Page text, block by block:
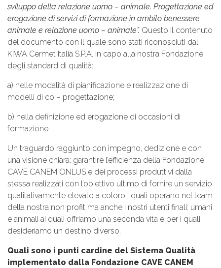
sviluppo della relazione uomo – animale. Progettazione ed
erogazione di servizi di formazione in ambito benessere
animale e relazione uomo – animale”. Questo il contenuto
del documento con il quale sono stati riconosciuti dal
KIWA Cermet Italia S.P.A. in capo alla nostra Fondazione
degli standard di qualità:
a) nelle modalità di pianificazione e realizzazione di
modelli di co – progettazione;
b) nella definizione ed erogazione di occasioni di
formazione.
Un traguardo raggiunto con impegno, dedizione e con
una visione chiara: garantire l’efficienza della Fondazione
CAVE CANEM ONLUS e dei processi produttivi dalla
stessa realizzati con l’obiettivo ultimo di fornire un servizio
qualitativamente elevato a coloro i quali operano nel team
della nostra non profit ma anche i nostri utenti finali: umani
e animali ai quali offriamo una seconda vita e per i quali
desideriamo un destino diverso.
Quali sono i punti cardine del Sistema Qualità
implementato dalla Fondazione CAVE CANEM